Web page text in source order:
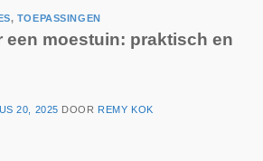
, TOEPASSINGEN
een moestuin: praktisch en
20, 2025 DOOR REMY KOK